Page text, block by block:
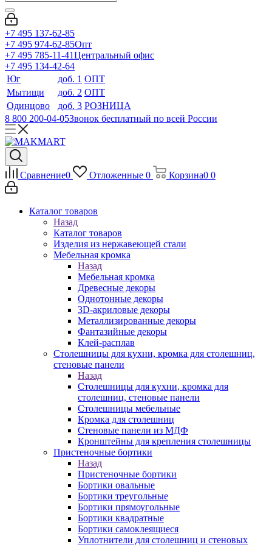
+7 495 137-62-85
+7 495 974-62-85Опт
+7 495 785-11-41Центральный офис
+7 495 134-42-64
Юг
доб. 1 ОПТ
Мытищи
доб. 2 ОПТ
Одинцово
доб. 3 РОЗНИЦА
8 800 200-04-05Звонок бесплатный по всей России
Сравнение0 Отложенные 0 Корзина0 0
Каталог товаров
Назад
Каталог товаров
Изделия из нержавеющей стали
Мебельная кромка
Назад
Мебельная кромка
Древесные декоры
Однотонные декоры
3D-акриловые декоры
Металлизированные декоры
Фантазийные декоры
Клей-расплав
Столешницы для кухни, кромка для столешниц,
стеновые панели
Назад
Столешницы для кухни, кромка для
столешниц, стеновые панели
Столешницы мебельные
Кромка для столешниц
Стеновые панели из МДФ
Кронштейны для крепления столешницы
Пристеночные бортики
Назад
Пристеночные бортики
Бортики овальные
Бортики треугольные
Бортики прямоугольные
Бортики квадратные
Бортики самоклеящиеся
Уплотнители для столешниц и стеновых